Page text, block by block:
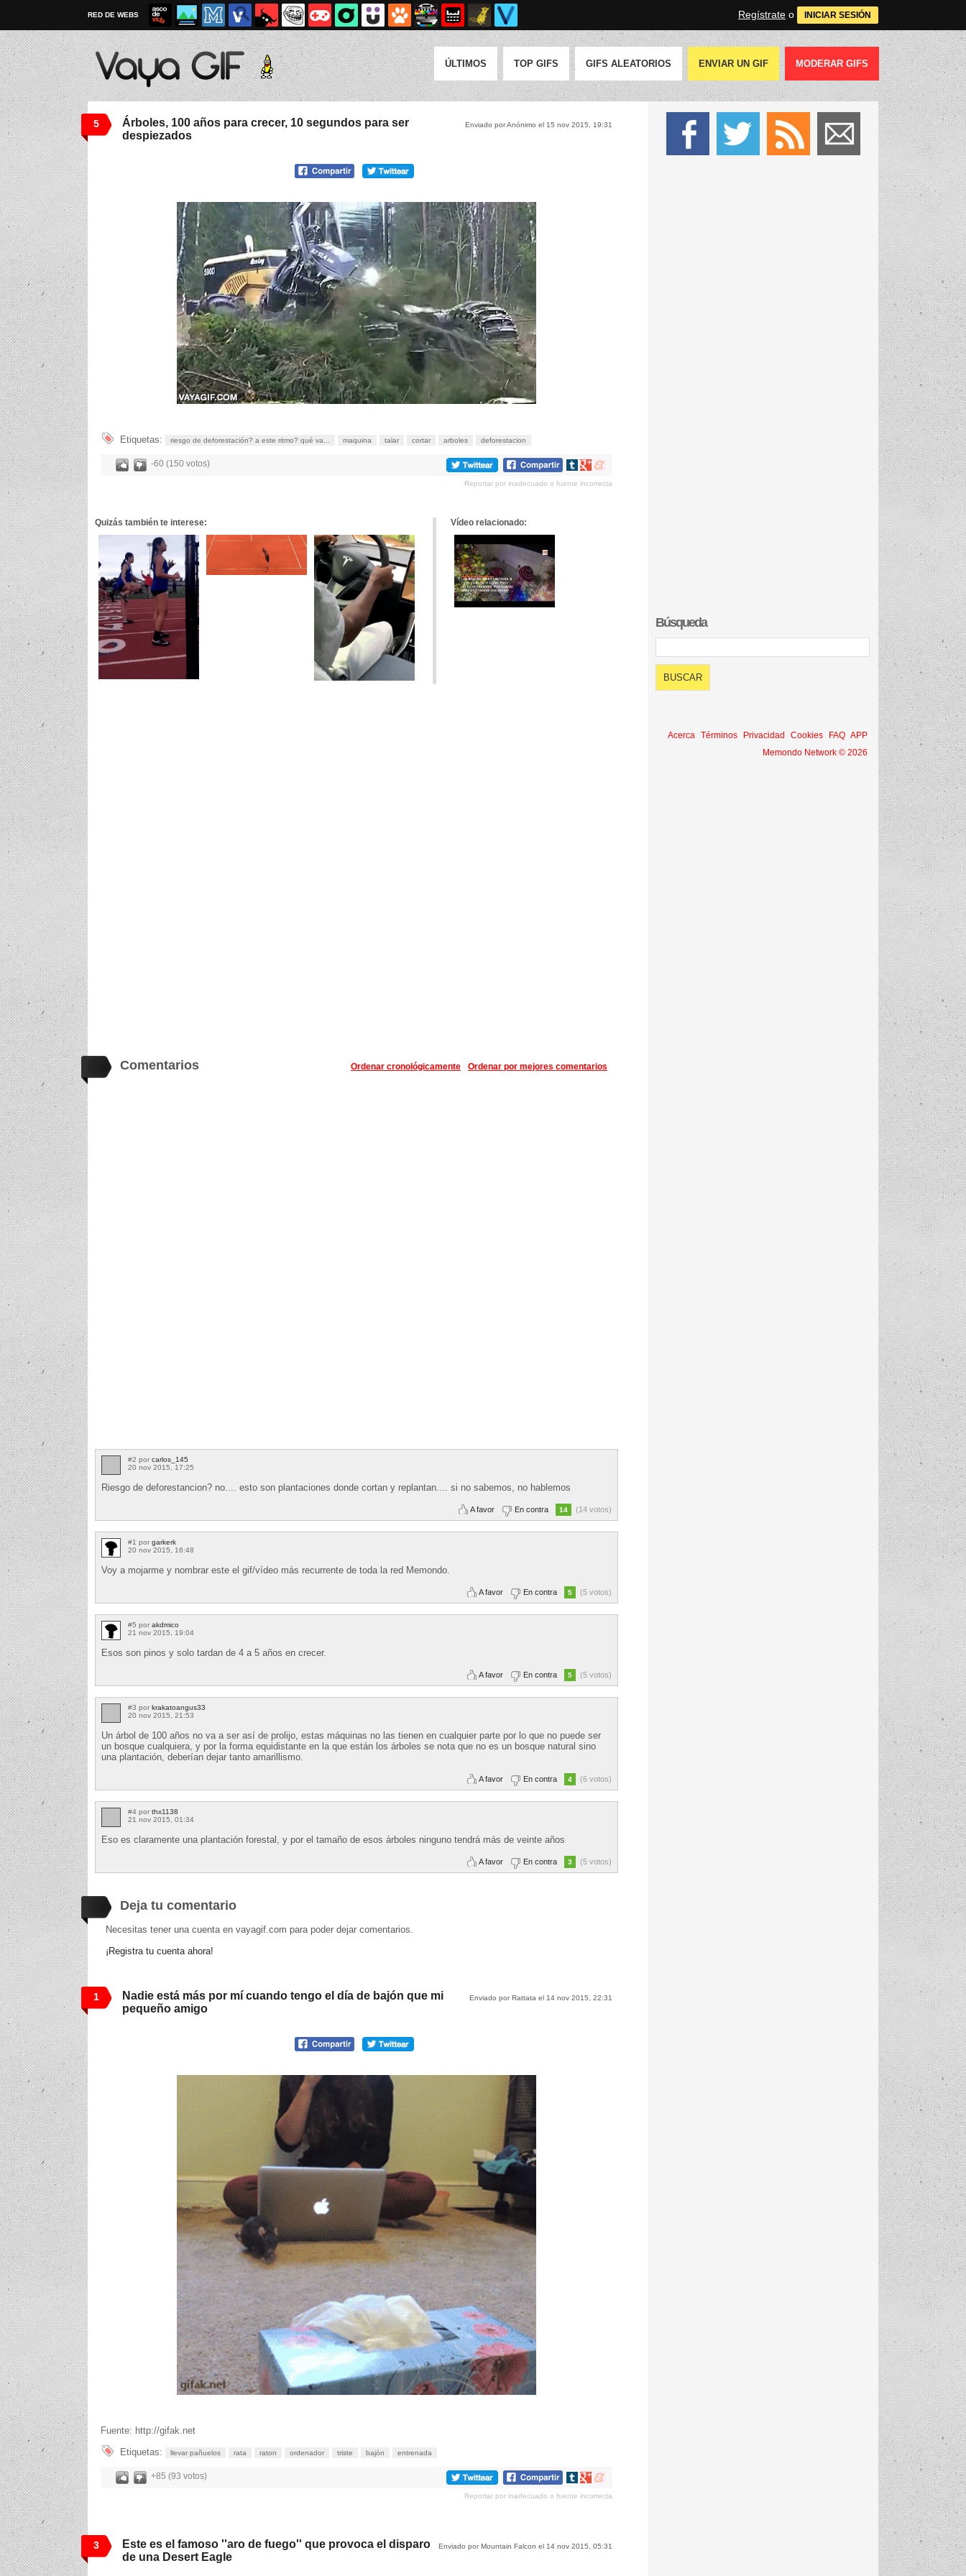
RED DE WEBS Regístrate o INICIAR SESIÓN
ÚLTIMOS TOP GIFS GIFS ALEATORIOS ENVIAR UN GIF MODERAR GIFS
5 Enviado por Anónimo el 15 nov 2015, 19:31
Árboles, 100 años para crecer, 10 segundos para ser
despiezados
Etiquetas: riesgo de deforestación? a este ritmo? qué va... maquina talar cortar arboles deforestacion
-60 (150 votos)
Compartir
tumblr
Compartir
Google+
Compartir
meneame
Reportar por inadecuado o fuente incorrecta
Quizás también te interese: Vídeo relacionado:
Comentarios Ordenar por mejores comentarios
Ordenar cronológicamente
#2 por carlos_145
20 nov 2015, 17:25
Riesgo de deforestancion? no.... esto son plantaciones donde cortan y replantan.... si no sabemos, no hablemos
A favor En contra 14 (14 votos)
#1 por garkerk
20 nov 2015, 16:48
Voy a mojarme y nombrar este el gif/vídeo más recurrente de toda la red Memondo.
A favor En contra 5 (5 votos)
#5 por akdmico
21 nov 2015, 19:04
Esos son pinos y solo tardan de 4 a 5 años en crecer.
A favor En contra 5 (5 votos)
#3 por krakatoangus33
20 nov 2015, 21:53
Un árbol de 100 años no va a ser así de prolijo, estas máquinas no las tienen en cualquier parte por lo que no puede ser
un bosque cualquiera, y por la forma equidistante en la que están los árboles se nota que no es un bosque natural sino
una plantación, deberían dejar tanto amarillismo.
A favor En contra 4 (6 votos)
#4 por thx1138
21 nov 2015, 01:34
Eso es claramente una plantación forestal, y por el tamaño de esos árboles ninguno tendrá más de veinte años
A favor En contra 3 (5 votos)
Deja tu comentario
Necesitas tener una cuenta en vayagif.com para poder dejar comentarios.
¡Registra tu cuenta ahora!
1 Enviado por Rattata el 14 nov 2015, 22:31
Nadie está más por mí cuando tengo el día de bajón que mi
pequeño amigo
Fuente: http://gifak.net
Etiquetas:
llevar pañuelos rata raton ordenador triste bajón entrenada
+85 (93 votos)
Compartir
tumblr
Compartir
Google+
Compartir
meneame
Reportar por inadecuado o fuente incorrecta
3 Enviado por Mountain Falcon el 14 nov 2015, 05:31
Este es el famoso ''aro de fuego'' que provoca el disparo
de una Desert Eagle
Búsqueda
Acerca Términos Privacidad Cookies FAQ APP
Memondo Network © 2026